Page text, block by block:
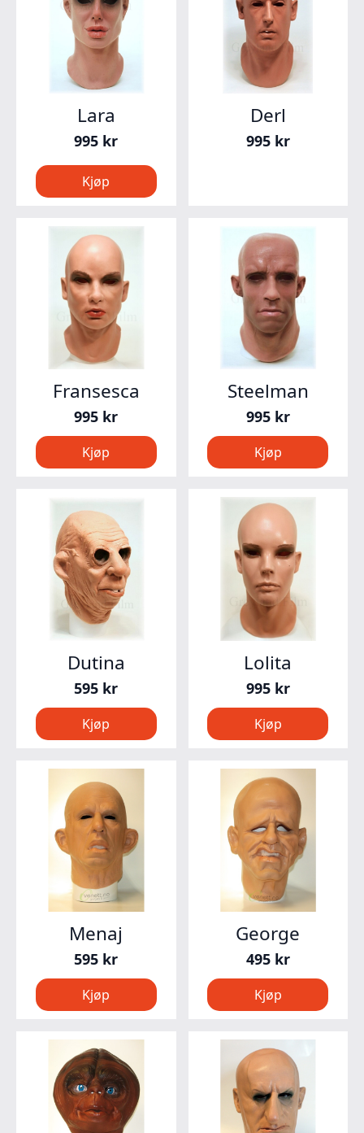
Lara
995 kr
Kjøp
Derl
995 kr
Fransesca
995 kr
Kjøp
Steelman
995 kr
Kjøp
Dutina
595 kr
Kjøp
Lolita
995 kr
Kjøp
Menaj
595 kr
Kjøp
George
495 kr
Kjøp